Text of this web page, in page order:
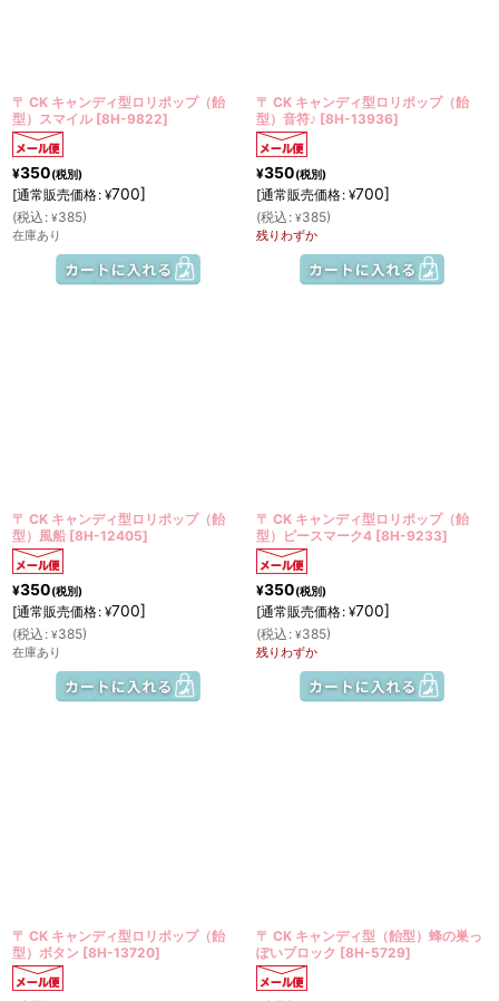
〒 CK キャンディ型ロリポップ（飴
型）スマイル [8H-9822]
¥350(税別)
[通常販売価格: ¥700]
(税込 : ¥385)
在庫あり
〒 CK キャンディ型ロリポップ（飴
型）音符♪ [8H-13936]
¥350(税別)
[通常販売価格: ¥700]
(税込 : ¥385)
残りわずか
〒 CK キャンディ型ロリポップ（飴
型）風船 [8H-12405]
¥350(税別)
[通常販売価格: ¥700]
(税込 : ¥385)
在庫あり
〒 CK キャンディ型ロリポップ（飴
型）ピースマーク4 [8H-9233]
¥350(税別)
[通常販売価格: ¥700]
(税込 : ¥385)
残りわずか
〒 CK キャンディ型ロリポップ（飴
型）ボタン [8H-13720]
〒 CK キャンディ型（飴型）蜂の巣っ
ぽいブロック [8H-5729]